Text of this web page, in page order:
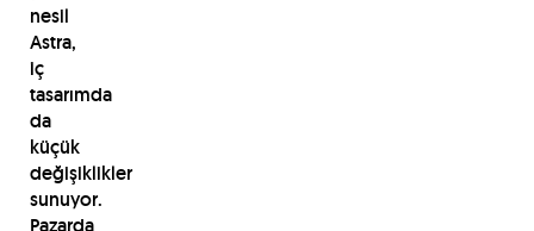
nesil
Astra,
iç
tasarımda
da
küçük
değişiklikler
sunuyor.
Pazarda